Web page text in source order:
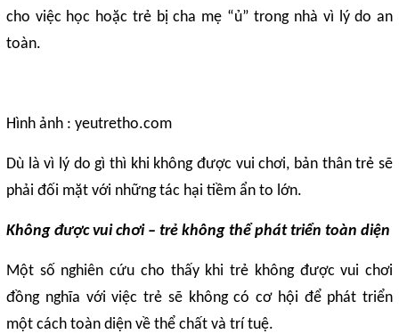
cho việc học hoặc trẻ bị cha mẹ “ủ” trong nhà vì lý do an
toàn.
Hình ảnh : yeutretho.com
Dù là vì lý do gì thì khi không được vui chơi, bản thân trẻ sẽ
phải đối mặt với những tác hại tiềm ẩn to lớn.
Không được vui chơi – trẻ không thể phát triển toàn diện
Một số nghiên cứu cho thấy khi trẻ không được vui chơi
đồng nghĩa với việc trẻ sẽ không có cơ hội để phát triển
một cách toàn diện về thể chất và trí tuệ.